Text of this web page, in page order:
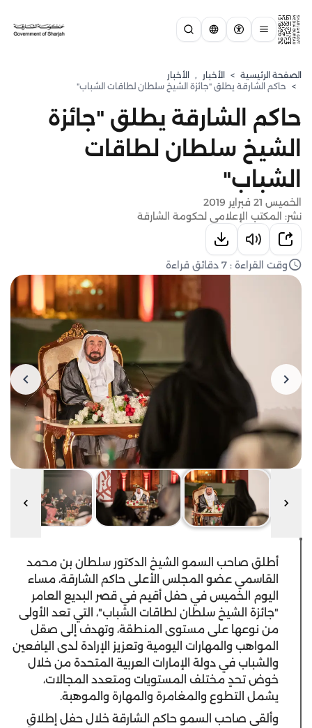
الصفحة الرئيسية > الأخبار , الأخبار
> حاكم الشارقة يطلق "جائزة الشيخ سلطان لطاقات الشباب"
حاكم الشارقة يطلق "جائزة
الشيخ سلطان لطاقات
الشباب"
الخميس 21 فبراير 2019
نشر: المكتب الإعلامي لحكومة الشارقة
وقت القراءة : 7 دقائق قراءة
أطلق صاحب السمو الشيخ الدكتور سلطان بن محمد
القاسمي عضو المجلس الأعلى حاكم الشارقة، مساء
اليوم الخميس في حفل أقيم في قصر البديع العامر
"جائزة الشيخ سلطان لطاقات الشباب"، التي تعد الأولى
من نوعها على مستوى المنطقة، وتهدف إلى صقل
المواهب والمهارات اليومية وتعزيز الإرادة لدى اليافعين
والشباب في دولة الإمارات العربية المتحدة من خلال
خوض تحدٍ مختلف المستويات ومتعدد المجالات،
يشمل التطوع والمغامرة والمهارة والموهبة.
وألقى صاحب السمو حاكم الشارقة خلال حفل إطلاق